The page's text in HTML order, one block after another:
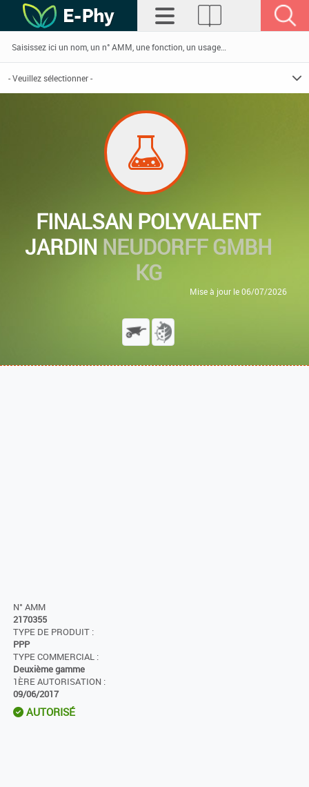
FINALSAN POLYVALENT
JARDIN NEUDORFF GMBH
KG
Mise à jour le 06/07/2026
N° AMM
2170355
TYPE DE PRODUIT :
PPP
TYPE COMMERCIAL :
Deuxième gamme
1ÈRE AUTORISATION :
09/06/2017
AUTORISÉ